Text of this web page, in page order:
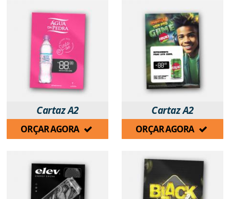
Cartaz A2
ORÇAR AGORA
Cartaz A2
ORÇAR AGORA